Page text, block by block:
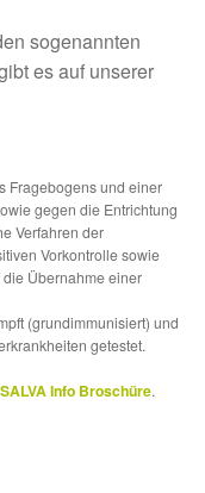
sogenannten
es auf unserer
Fragebogens und einer
gegen die Entrichtung
Verfahren der
Vorkontrolle sowie
Übernahme einer
(grundimmunisiert) und
getestet.
SALVA Info Broschüre.